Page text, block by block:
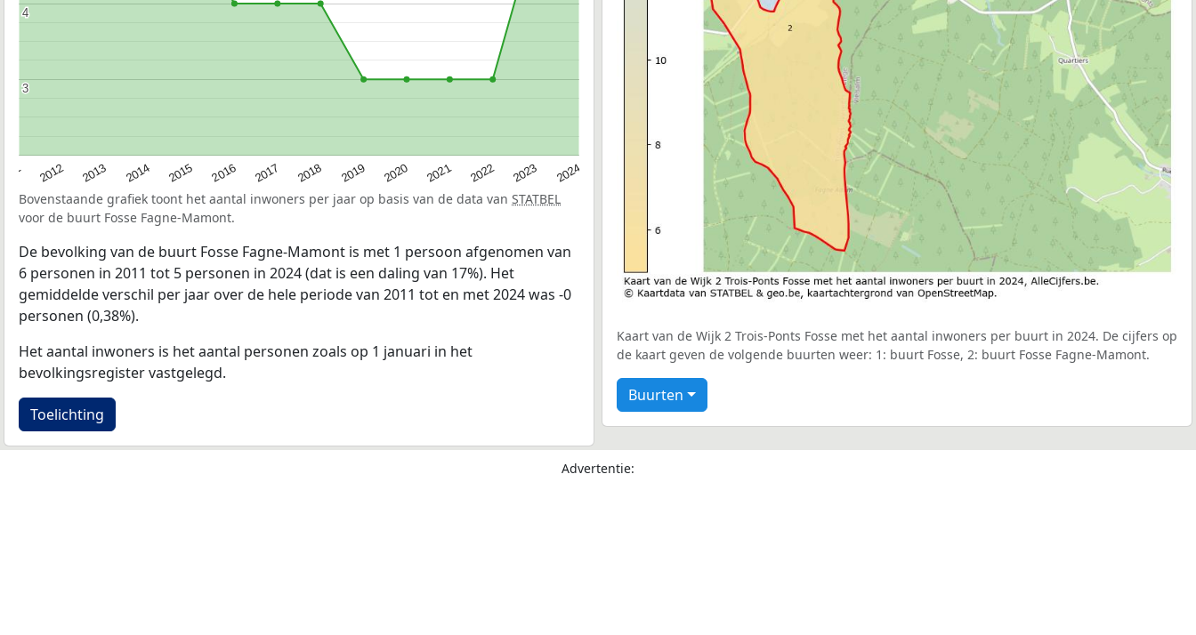
2012 2013 2014 2015 2016 2017 2018 2019 2020 2021 2022 2023 2024
3
3
4
4
Bovenstaande grafiek toont het aantal inwoners per jaar op basis van de data van STATBEL
voor de buurt Fosse Fagne-Mamont.
De bevolking van de buurt Fosse Fagne-Mamont is met 1 persoon afgenomen van
6 personen in 2011 tot 5 personen in 2024 (dat is een daling van 17%). Het
gemiddelde verschil per jaar over de hele periode van 2011 tot en met 2024 was -0
personen (0,38%).
Het aantal inwoners is het aantal personen zoals op 1 januari in het
bevolkingsregister vastgelegd.
Toelichting
Kaart van de Wijk 2 Trois-Ponts Fosse met het aantal inwoners per buurt in 2024. De cijfers op
de kaart geven de volgende buurten weer: 1: buurt Fosse, 2: buurt Fosse Fagne-Mamont.
Buurten
Advertentie: